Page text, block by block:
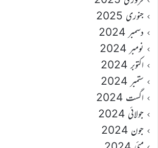
جنوری 2025
دسمبر 2024
نومبر 2024
اکتوبر 2024
ستمبر 2024
اگست 2024
جولائی 2024
جون 2024